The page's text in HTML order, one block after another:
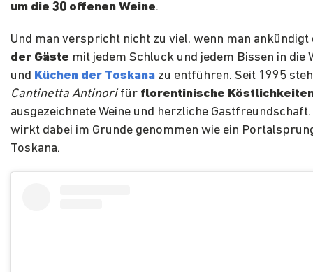
um die 30 offenen Weine.
Und man verspricht nicht zu viel, wenn man ankündigt
der Gäste mit jedem Schluck und jedem Bissen in die
und Küchen der Toskana zu entführen. Seit 1995
Cantinetta Antinorifür florentinische
ausgezeichnete Weine und herzliche
wirkt dabei im Grunde genommen wie ein
Toskana.